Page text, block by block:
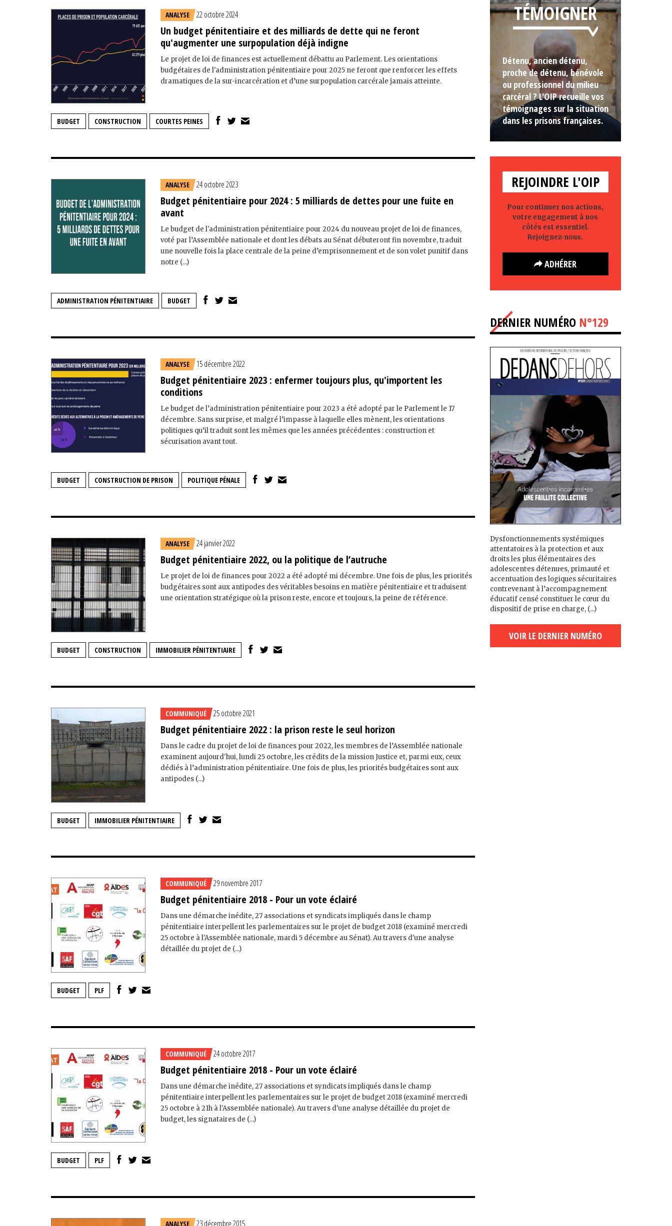
ANALYSE 22 octobre 2024
Un budget pénitentiaire et des milliards de dette qui ne feront
qu'augmenter une surpopulation déjà indigne
Le projet de loi de finances est actuellement débattu au Parlement. Les orientations
budgétaires de l'administration pénitentiaire pour 2025 ne feront que renforcer les effets
dramatiques de la sur-incarcération et d’une surpopulation carcérale jamais atteinte.
BUDGET CONSTRUCTION COURTES PEINES
ANALYSE 24 octobre 2023
Budget pénitentiaire pour 2024 : 5 milliards de dettes pour une fuite en
avant
Le budget de l'administration pénitentiaire pour 2024 du nouveau projet de loi de finances,
voté par l’Assemblée nationale et dont les débats au Sénat débuteront fin novembre, traduit
une nouvelle fois la place centrale de la peine d’emprisonnement et de son volet punitif dans
notre (...)
ADMINISTRATION PÉNITENTIAIRE BUDGET
ANALYSE 15 décembre 2022
Budget pénitentiaire 2023 : enfermer toujours plus, qu'importent les
conditions
Le budget de l’administration pénitentiaire pour 2023 a été adopté par le Parlement le 17
décembre. Sans surprise, et malgré l’impasse à laquelle elles mènent, les orientations
politiques qu’il traduit sont les mêmes que les années précédentes : construction et
sécurisation avant tout.
BUDGET CONSTRUCTION DE PRISON POLITIQUE PÉNALE
ANALYSE 24 janvier 2022
Budget pénitentiaire 2022, ou la politique de l’autruche
Le projet de loi de finances pour 2022 a été adopté mi décembre. Une fois de plus, les priorités
budgétaires sont aux antipodes des véritables besoins en matière pénitentiaire et traduisent
une orientation stratégique où la prison reste, encore et toujours, la peine de référence.
BUDGET CONSTRUCTION IMMOBILIER PÉNITENTIAIRE
COMMUNIQUÉ 25 octobre 2021
Budget pénitentiaire 2022 : la prison reste le seul horizon
Dans le cadre du projet de loi de finances pour 2022, les membres de l’Assemblée nationale
examinent aujourd'hui, lundi 25 octobre, les crédits de la mission Justice et, parmi eux, ceux
dédiés à l’administration pénitentiaire. Une fois de plus, les priorités budgétaires sont aux
antipodes (...)
BUDGET IMMOBILIER PÉNITENTIAIRE
COMMUNIQUÉ 29 novembre 2017
Budget pénitentiaire 2018 - Pour un vote éclairé
Dans une démarche inédite, 27 associations et syndicats impliqués dans le champ
pénitentiaire interpellent les parlementaires sur le projet de budget 2018 (examiné mercredi
25 octobre à l'Assemblée nationale, mardi 5 décembre au Sénat). Au travers d'une analyse
détaillée du projet de (...)
BUDGET PLF
COMMUNIQUÉ 24 octobre 2017
Budget pénitentiaire 2018 - Pour un vote éclairé
Dans une démarche inédite, 27 associations et syndicats impliqués dans le champ
pénitentiaire interpellent les parlementaires sur le projet de budget 2018 (examiné mercredi
25 octobre à 21h à l'Assemblée nationale). Au travers d'une analyse détaillée du projet de
budget, les signataires de (...)
BUDGET PLF
ANALYSE 23 décembre 2015
TÉMOIGNER
Détenu, ancien détenu,
proche de détenu, bénévole
ou professionnel du milieu
carcéral ? L'OIP recueille vos
témoignages sur la situation
dans les prisons françaises.
REJOINDRE L'OIP
Pour continuer nos actions,
votre engagement à nos
côtés est essentiel.
Rejoignez-nous.
ADHÉRER
DERNIER NUMÉRO N°129
Dysfonctionnements systémiques
attentatoires à la protection et aux
droits les plus élémentaires des
adolescent·es détenu·es, primauté et
accentuation des logiques sécuritaires
contrevenant à l’accompagnement
éducatif censé constituer le cœur du
dispositif de prise en charge, (...)
VOIR LE DERNIER NUMÉRO